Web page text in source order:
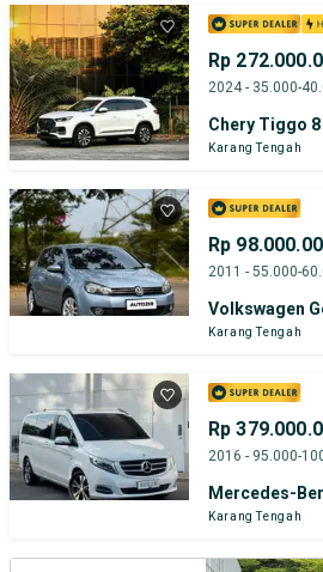
Rp
2024 - 35.000-
Chery Tiggo
Karang Tengah
Rp
2011 - 55.000-
Volkswagen
Karang Tengah
Rp
2016 - 95.000-
Mercedes-
Karang Tengah